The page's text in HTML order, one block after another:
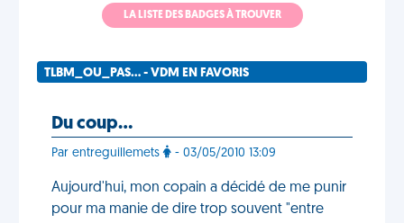
LA LISTE DES BADGES À TROUVER
TLBM_OU_PAS... - VDM EN FAVORIS
Du coup…
Par entreguillemets - 03/05/2010 13:09
Aujourd'hui, mon copain a décidé de me punir
pour ma manie de dire trop souvent "entre